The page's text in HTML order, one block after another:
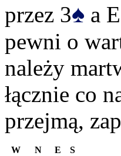
przez 3♠ a
pewni o
należy
łącznie co
przejmą,
W N E
S